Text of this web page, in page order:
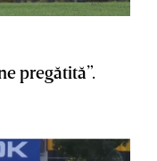
pregătită”.